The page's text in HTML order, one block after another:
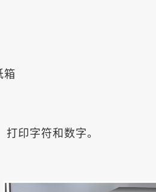
箱
印字符和数字。